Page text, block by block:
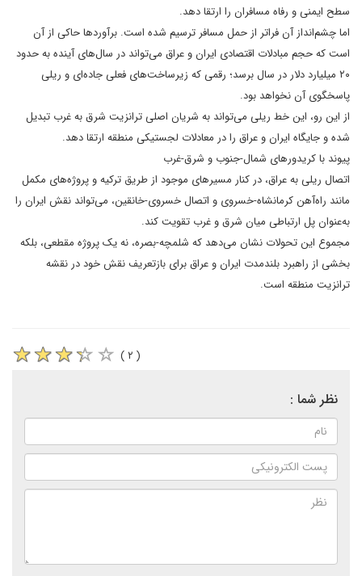
سطح ایمنی و رفاه مسافران را ارتقا دهد.
اما چشم‌انداز آن فراتر از حمل مسافر ترسیم شده است. برآوردها حاکی از آن
است که حجم مبادلات اقتصادی ایران و عراق می‌تواند در سال‌های آینده به حدود
۲۰ میلیارد دلار در سال برسد؛ رقمی که زیرساخت‌های فعلی جاده‌ای و ریلی
پاسخگوی آن نخواهد بود.
از این رو، این خط ریلی می‌تواند به شریان اصلی ترانزیت شرق به غرب تبدیل
شده و جایگاه ایران و عراق را در معادلات لجستیکی منطقه ارتقا دهد.
پیوند با کریدورهای شمال-جنوب و شرق-غرب
اتصال ریلی به عراق، در کنار مسیرهای موجود از طریق ترکیه و پروژه‌های مکمل
مانند راه‌آهن کرمانشاه-خسروی و اتصال خسروی-خانقین، می‌تواند نقش ایران را
به‌عنوان پل ارتباطی میان شرق و غرب تقویت کند.
مجموع این تحولات نشان می‌دهد که شلمچه-بصره، نه یک پروژه مقطعی، بلکه
بخشی از راهبرد بلندمدت ایران و عراق برای بازتعریف نقش خود در نقشه
ترانزیت منطقه است.
( ۲ )
نظر شما :